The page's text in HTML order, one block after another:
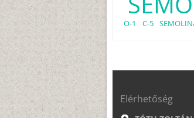
O-1 C-5
Elérhetőség